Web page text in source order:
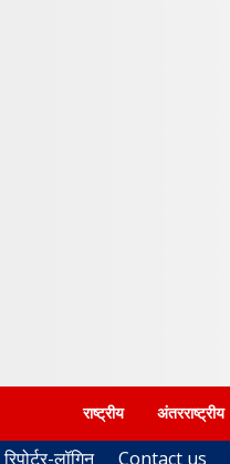
राष्ट्रीय अंतरराष्ट्रीय
रिपोर्टर-लॉगिन Contact us